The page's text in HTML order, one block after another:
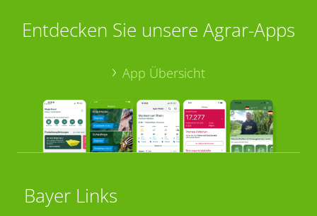
Entdecken Sie unsere Agrar-Apps
App Übersicht
Bayer Links